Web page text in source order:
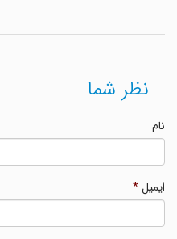
نظر شما
ایمیل*